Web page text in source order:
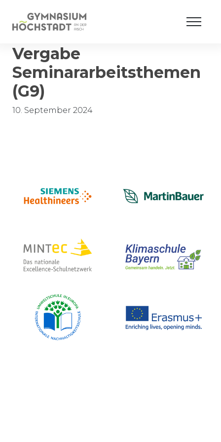
Vergabe
Seminararbeitsthemen
(G9)
10. September 2024